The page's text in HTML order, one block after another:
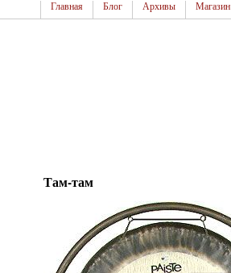
Главная Блог Архивы Магазин
Там-там